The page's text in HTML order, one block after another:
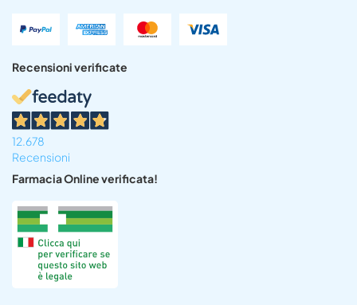
Recensioni verificate
12.678
Recensioni
Farmacia Online verificata!